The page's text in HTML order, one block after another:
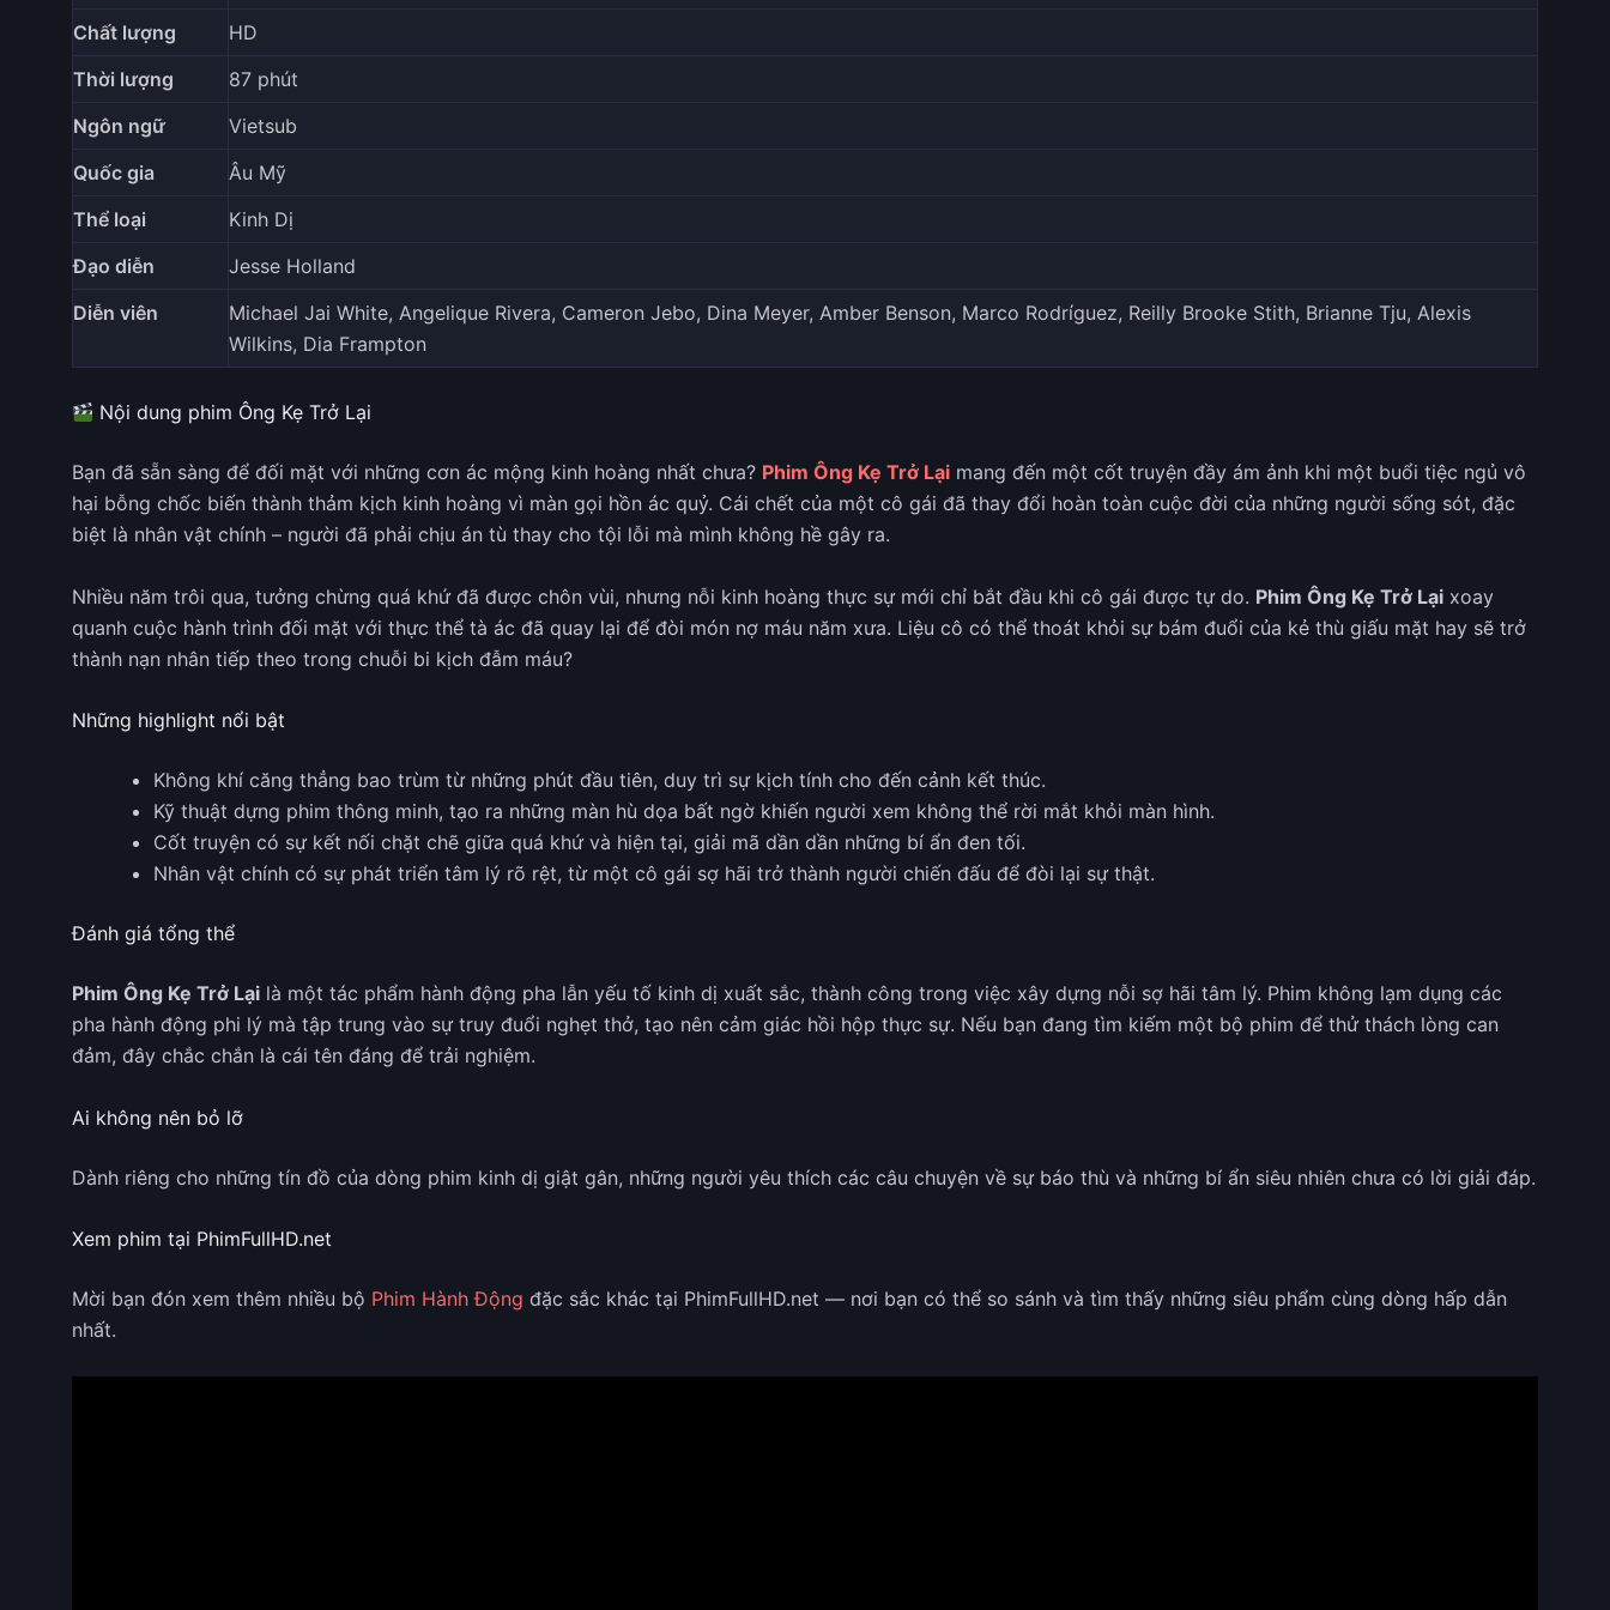
Chất lượng
HD
Thời lượng
87 phút
Ngôn ngữ
Vietsub
Quốc gia
Âu Mỹ
Thể loại
Kinh Dị
Đạo diễn
Jesse Holland
Diễn viên
Michael Jai White, Angelique Rivera, Cameron Jebo, Dina Meyer, Amber Benson, Marco Rodríguez, Reilly Brooke Stith, Brianne Tju, Alexis
Wilkins, Dia Frampton
Nội dung phim Ông Kẹ Trở Lại
Bạn đã sẵn sàng để đối mặt với những cơn ác mộng kinh hoàng nhất chưa? Phim Ông Kẹ Trở Lại mang đến một cốt truyện đầy ám ảnh khi một buổi tiệc ngủ vô
hại bỗng chốc biến thành thảm kịch kinh hoàng vì màn gọi hồn ác quỷ. Cái chết của một cô gái đã thay đổi hoàn toàn cuộc đời của những người sống sót, đặc
biệt là nhân vật chính – người đã phải chịu án tù thay cho tội lỗi mà mình không hề gây ra.
Nhiều năm trôi qua, tưởng chừng quá khứ đã được chôn vùi, nhưng nỗi kinh hoàng thực sự mới chỉ bắt đầu khi cô gái được tự do. Phim Ông Kẹ Trở Lại xoay
quanh cuộc hành trình đối mặt với thực thể tà ác đã quay lại để đòi món nợ máu năm xưa. Liệu cô có thể thoát khỏi sự bám đuổi của kẻ thù giấu mặt hay sẽ trở
thành nạn nhân tiếp theo trong chuỗi bi kịch đẫm máu?
Những highlight nổi bật
Không khí căng thẳng bao trùm từ những phút đầu tiên, duy trì sự kịch tính cho đến cảnh kết thúc.
Kỹ thuật dựng phim thông minh, tạo ra những màn hù dọa bất ngờ khiến người xem không thể rời mắt khỏi màn hình.
Cốt truyện có sự kết nối chặt chẽ giữa quá khứ và hiện tại, giải mã dần dần những bí ẩn đen tối.
Nhân vật chính có sự phát triển tâm lý rõ rệt, từ một cô gái sợ hãi trở thành người chiến đấu để đòi lại sự thật.
Đánh giá tổng thể
Phim Ông Kẹ Trở Lại là một tác phẩm hành động pha lẫn yếu tố kinh dị xuất sắc, thành công trong việc xây dựng nỗi sợ hãi tâm lý. Phim không lạm dụng các
pha hành động phi lý mà tập trung vào sự truy đuổi nghẹt thở, tạo nên cảm giác hồi hộp thực sự. Nếu bạn đang tìm kiếm một bộ phim để thử thách lòng can
đảm, đây chắc chắn là cái tên đáng để trải nghiệm.
Ai không nên bỏ lỡ
Dành riêng cho những tín đồ của dòng phim kinh dị giật gân, những người yêu thích các câu chuyện về sự báo thù và những bí ẩn siêu nhiên chưa có lời giải đáp.
Xem phim tại PhimFullHD.net
Mời bạn đón xem thêm nhiều bộ Phim Hành Động đặc sắc khác tại PhimFullHD.net — nơi bạn có thể so sánh và tìm thấy những siêu phẩm cùng dòng hấp dẫn
nhất.